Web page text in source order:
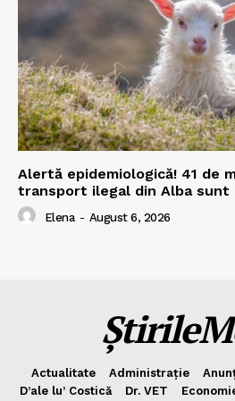
Alertă epidemiologică! 41 de
transport ilegal din Alba sunt
Elena - August 6, 2026
Actualitate Administrație
D’ale lu’ Costică
Dr. VET